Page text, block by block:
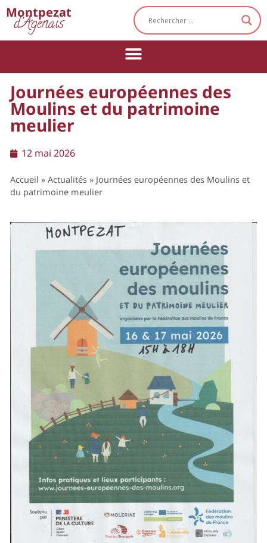
Montpezat
d'Agenais
Journées européennes des
Moulins et du patrimoine
meulier
12 mai 2026
Accueil » Actualités » Journées européennes des Moulins et
du patrimoine meulier
Cookies management panel